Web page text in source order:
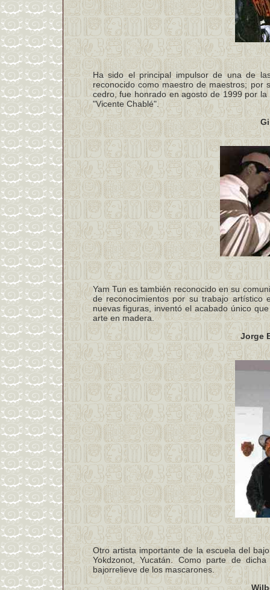
Ha sido el principal impulsor de una de
reconocido como maestro de maestros; por
cedro, fue honrado en agosto de 1999 por
"Vicente Chablé".
Yam Tun es también reconocido en su
de reconocimientos por su trabajo artístico
nuevas figuras, inventó el acabado único
arte en madera.
Jorge
Otro artista importante de la escuela del
Yokdzonot, Yucatán. Como parte de
bajorrelieve de los mascarones.